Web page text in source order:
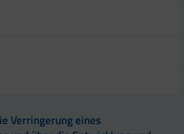
Verringerung eines